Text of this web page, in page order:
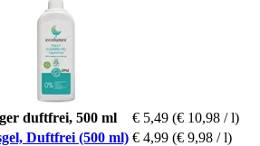
duftfrei, 500 ml € 5,49 (€ 10,98 / l)
Duftfrei (500 ml) € 4,99 (€ 9,98 / l)